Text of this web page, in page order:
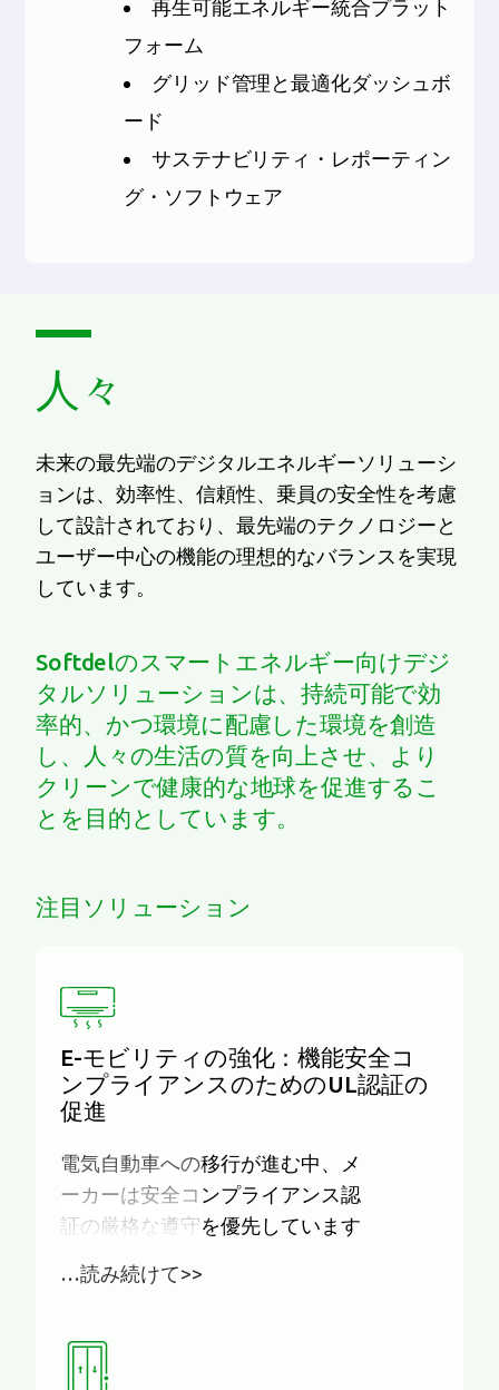
再生可能エネルギー統合プラット
フォーム
グリッド管理と最適化ダッシュボ
ード
サステナビリティ・レポーティン
グ・ソフトウェア
人々
未来の最先端のデジタルエネルギーソリューシ
ョンは、効率性、信頼性、乗員の安全性を考慮
して設計されており、最先端のテクノロジーと
ユーザー中心の機能の理想的なバランスを実現
しています。
Softdelのスマートエネルギー向けデジ
タルソリューションは、持続可能で効
率的、かつ環境に配慮した環境を創造
し、人々の生活の質を向上させ、より
クリーンで健康的な地球を促進するこ
とを目的としています。
注目ソリューション
E-モビリティの強化：機能安全コ
ンプライアンスのためのUL認証の
促進
電気自動車への移行が進む中、メ
ーカーは安全コンプライアンス認
証の厳格な遵守を優先しています
…読み続けて>>